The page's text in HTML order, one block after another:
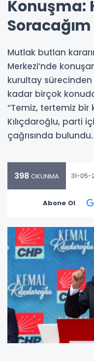
Konuşma:
Soracağım
Mutlak butlan
Merkezi’nde
kurultay
kadar birçok
“Temiz, tertemiz bir
Kılıçdaroğlu, parti
çağrısında bulundu.
398 OKUNMA 31-05-
Abone Ol